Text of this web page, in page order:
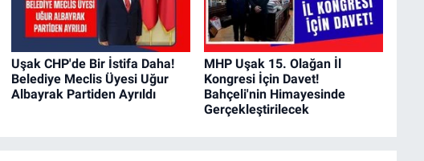
Uşak CHP'de Bir İstifa Daha!
Belediye Meclis Üyesi Uğur
Albayrak Partiden Ayrıldı
MHP Uşak 15. Olağan İl
Kongresi İçin Davet!
Bahçeli'nin Himayesinde
Gerçekleştirilecek